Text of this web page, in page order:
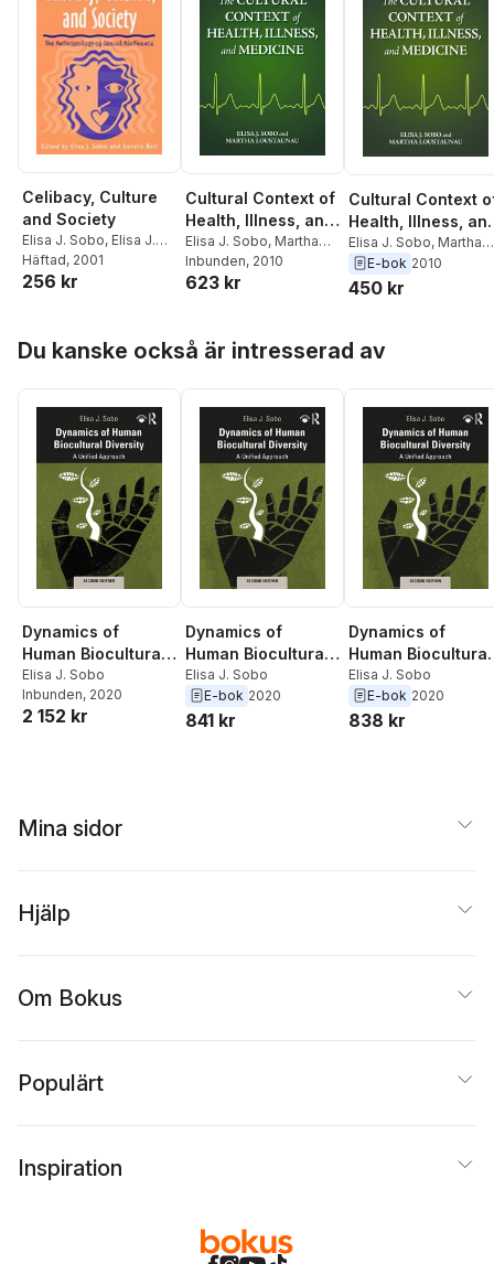
Celibacy, Culture
and Society
Elisa J. Sobo, Elisa J.
Sobo,Sandra Bell
Häftad, 2001
256 kr
Cultural Context of
Health, Illness, and
Medicine
Elisa J. Sobo, Martha
Oehmke Loustaunau
Inbunden, 2010
623 kr
Cultural Context
Health, Illness,
Medicine
Elisa J. Sobo, Martha
Oehmke Loustaunau
E-bok 2010
450 kr
Du kanske också är intresserad av
Dynamics of
Human Biocultural
Diversity
Elisa J. Sobo
Inbunden, 2020
2 152 kr
Dynamics of
Human Biocultural
Diversity
Elisa J. Sobo
E-bok 2020
841 kr
Dynamics of
Human Biocultural
Diversity
Elisa J. Sobo
E-bok 2020
838 kr
Mina sidor
Hjälp
Om Bokus
Populärt
Inspiration